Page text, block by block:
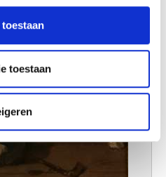
analyseren. Ook delen we
onze site met onze
en analyse. Deze
verstrekt of die ze hebben
gebruik van hun services.
toestaan